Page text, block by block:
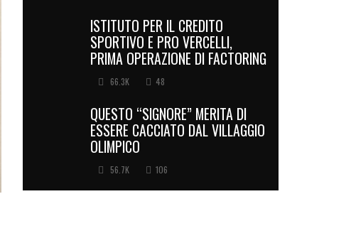
ISTITUTO PER IL CREDITO
SPORTIVO E PRO VERCELLI,
PRIMA OPERAZIONE DI FACTORING
66.3K 48
QUESTO “SIGNORE” MERITA DI
ESSERE CACCIATO DAL VILLAGGIO
OLIMPICO
56.7K 106